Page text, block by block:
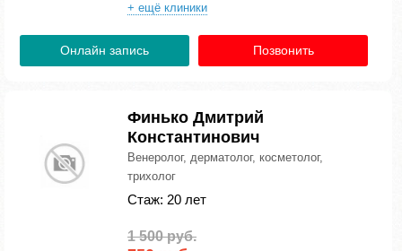
+ ещё клиники
Онлайн запись Позвонить
Финько Дмитрий
Константинович
Венеролог, дерматолог, косметолог,
трихолог
Стаж: 20 лет
1 500 руб.